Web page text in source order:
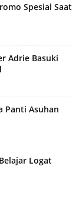
Spesial Saat
Adrie Basuki
Panti Asuhan
Logat